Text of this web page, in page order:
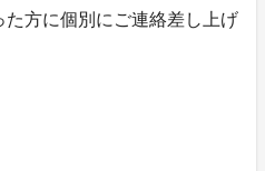
方に個別にご連絡差し上げ